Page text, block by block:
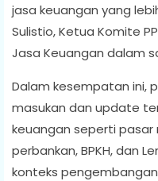
jasa keuangan yang
Sulistio, Ketua Komite
Jasa Keuangan dalam
Dalam kesempatan ini,
masukan dan update
keuangan seperti pasar
perbankan, BPKH, dan
konteks